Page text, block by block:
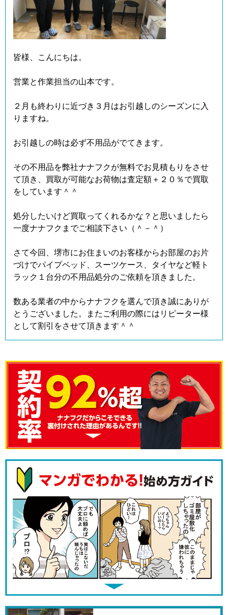
皆様、こんにちは。
営業と作業担当の山本です。
２月も終わりに近づき３月はお引越しのシーズンに入
りますね。
お引越しの時は必ず不用品がでてきます。
その不用品を弊社ナナフクが無料でお見積もりをさせ
て頂き、買取が可能なお荷物は査定額＋２０％で買取
をしています＾＾
処分したいけど買取ってくれるかな？と思いましたら
一度ナナフクまでご相談下さい（＾－＾）
さて今回、堺市にお住まいのお客様からお部屋のお片
づけでパイプベッド、スーツケース、タイヤなど軽ト
ラック１台分の不用品処分のご依頼を頂きました。
数ある業者の中からナナフクを選んで頂き誠にありが
とうございました。またご利用の際にはリピーター様
として割引をさせて頂きます＾＾